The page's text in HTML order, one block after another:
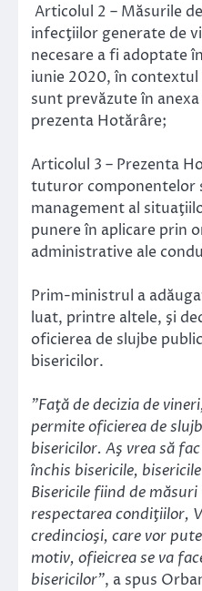
Articolul 2 – Măsurile
infecţiilor generate de
necesare a fi adoptate
iunie 2020, în
sunt prevăzute în
prezenta Hotărâre;
Articolul 3 – Prezenta
tuturor componentelor
management al
punere în aplicare prin
administrative ale
Prim-ministrul a
luat, printre altele, şi
oficierea de slujbe
bisericilor.
”Faţă de decizia de
permite oficierea de
bisericilor. Aş vrea să
închis bisericile,
Bisericile fiind de
respectarea condiţiilor,
credincioşi, care vor
motiv, ofieicrea se va
bisericilor”, a spus